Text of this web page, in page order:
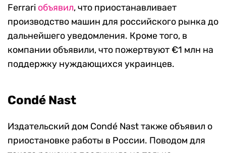
Ferrari объявил, что приостанавливает
производство машин для российского рынка до
дальнейшего уведомления. Кроме того, в
компании объявили, что пожертвуют €1 млн на
поддержку нуждающихся украинцев.
Condé Nast
Издательский дом Condé Nast также объявил о
приостановке работы в России. Поводом для